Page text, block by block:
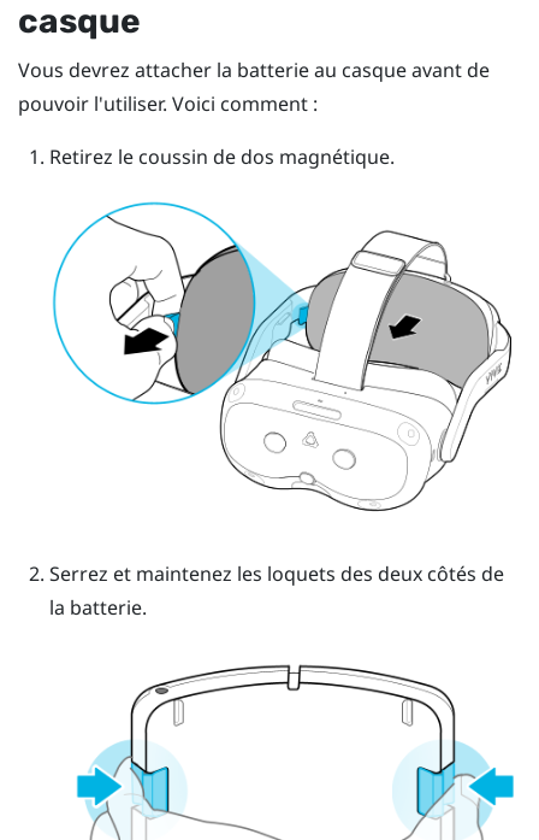
casque
Vous devrez attacher la batterie au casque avant de
pouvoir l'utiliser. Voici comment :
Retirez le coussin de dos magnétique.
Serrez et maintenez les loquets des deux côtés de
la batterie.